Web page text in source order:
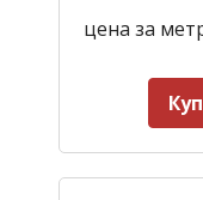
цена за